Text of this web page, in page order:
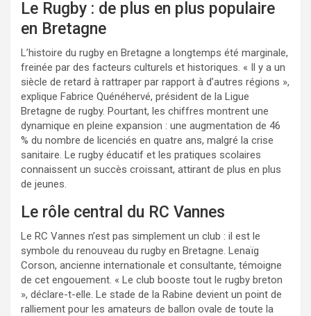
Le Rugby : de plus en plus populaire
en Bretagne
L’histoire du rugby en Bretagne a longtemps été marginale,
freinée par des facteurs culturels et historiques. « Il y a un
siècle de retard à rattraper par rapport à d’autres régions »,
explique Fabrice Quénéhervé, président de la Ligue
Bretagne de rugby. Pourtant, les chiffres montrent une
dynamique en pleine expansion : une augmentation de 46
% du nombre de licenciés en quatre ans, malgré la crise
sanitaire. Le rugby éducatif et les pratiques scolaires
connaissent un succès croissant, attirant de plus en plus
de jeunes.
Le rôle central du RC Vannes
Le RC Vannes n’est pas simplement un club : il est le
symbole du renouveau du rugby en Bretagne. Lenaïg
Corson, ancienne internationale et consultante, témoigne
de cet engouement. « Le club booste tout le rugby breton
», déclare-t-elle. Le stade de la Rabine devient un point de
ralliement pour les amateurs de ballon ovale de toute la